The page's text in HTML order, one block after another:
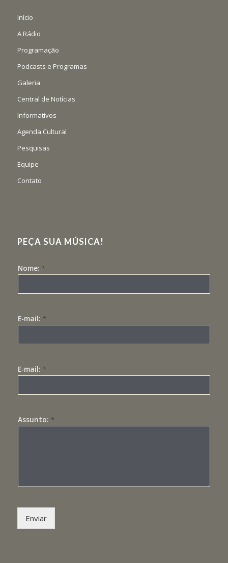
Início
A Rádio
Programação
Podcasts e Programas
Galeria
Central de Notícias
Informativos
Agenda Cultural
Pesquisas
Equipe
Contato
PEÇA SUA MÚSICA!
Nome: *
E-mail: *
E-mail: *
Assunto: *
Enviar